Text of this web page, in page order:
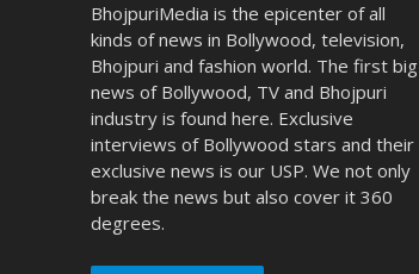
BhojpuriMedia is the epicenter of all
kinds of news in Bollywood, television,
Bhojpuri and fashion world. The first big
news of Bollywood, TV and Bhojpuri
industry is found here. Exclusive
interviews of Bollywood stars and their
exclusive news is our USP. We not only
break the news but also cover it 360
degrees.